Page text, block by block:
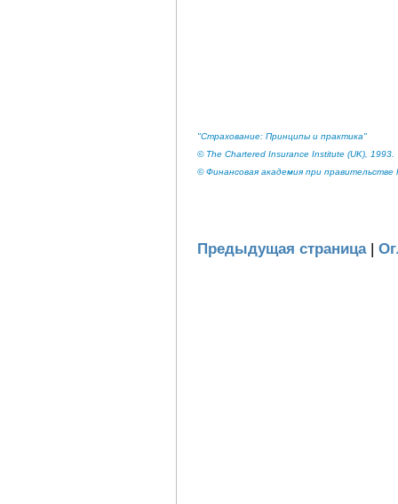
"Страхование: Принципы и практика"
© The Chartered Insurance Institute (UK), 1993.
© Финансовая академия при правительстве
Предыдущая страница|